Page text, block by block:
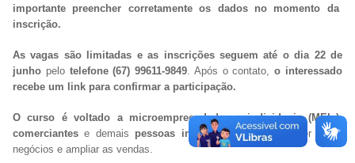
importante preencher corretamente os dados no momento da
inscrição.
As vagas são limitadas e as inscrições seguem até o dia 22 de
junho pelo telefone (67) 99611-9849 . Após o contato,
o interessado
recebe um link para confirmar a participação.
O curso é voltado a microempreendedores individuais (MEIs),
comerciantes e demais pessoas interessadasem fortalecer seus
negócios e ampliar as vendas.